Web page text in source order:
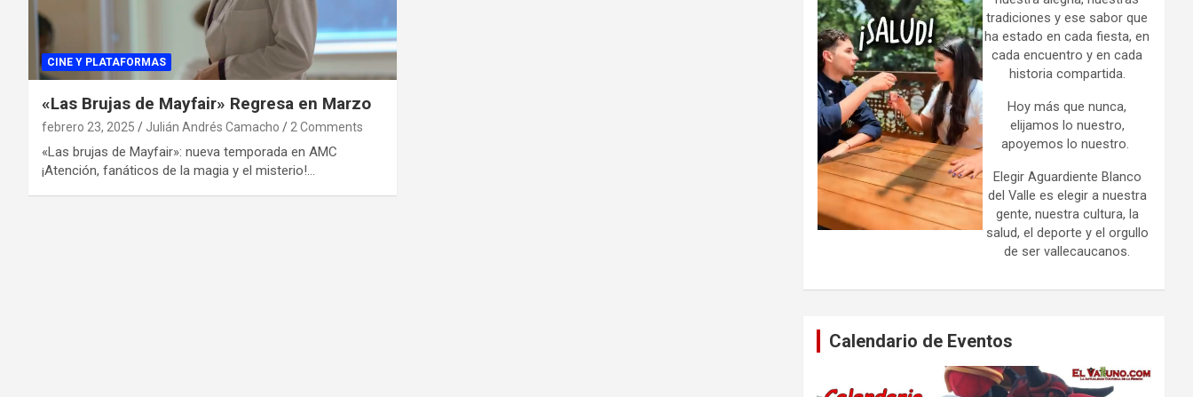
CINE Y PLATAFORMAS
«Las Brujas de Mayfair» Regresa en Marzo
febrero 23, 2025 Julián Andrés Camacho 2 Comments
«Las brujas de Mayfair»: nueva temporada en AMC
¡Atención, fanáticos de la magia y el misterio!…
tradiciones y ese sabor que
ha estado en cada fiesta, en
cada encuentro y en cada
historia compartida.
Hoy más que nunca,
elijamos lo nuestro,
apoyemos lo nuestro.
Elegir Aguardiente Blanco
del Valle es elegir a nuestra
gente, nuestra cultura, la
salud, el deporte y el orgullo
de ser vallecaucanos.
Calendario de Eventos